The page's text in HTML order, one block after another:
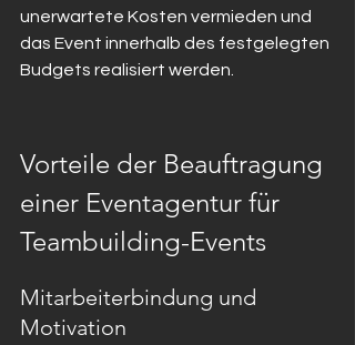
unerwartete Kosten vermieden und
das Event innerhalb des festgelegten
Budgets realisiert werden.
Vorteile der Beauftragung
einer Eventagentur für
Teambuilding-Events
Mitarbeiterbindung und
Motivation